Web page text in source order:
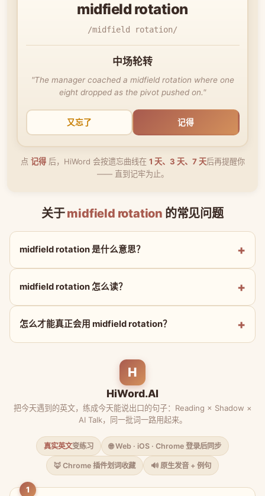
midfield rotation
/midfield rotation/
中场轮转
"The manager coached a midfield rotation where one
eight dropped as the pivot pushed on."
又忘了 记得
点 记得后，HiWord 会按遗忘曲线在 1 天、3 天、7 天后再提醒你
—— 直到记牢为止。
关于midfield rotation 的常见问题
midfield rotation 是什么意思？
midfield rotation 怎么读？
怎么才能真正会用 midfield rotation？
H
HiWord.AI
把今天遇到的英文，练成今天能说出口的句子：Reading × Shadow ×
AI Talk，同一批词一路用起来。
真实英文变练习 🌐 Web · iOS · Chrome 登录后同步
🦊 Chrome 插件划词收藏 🔊 原生发音 + 例句
1